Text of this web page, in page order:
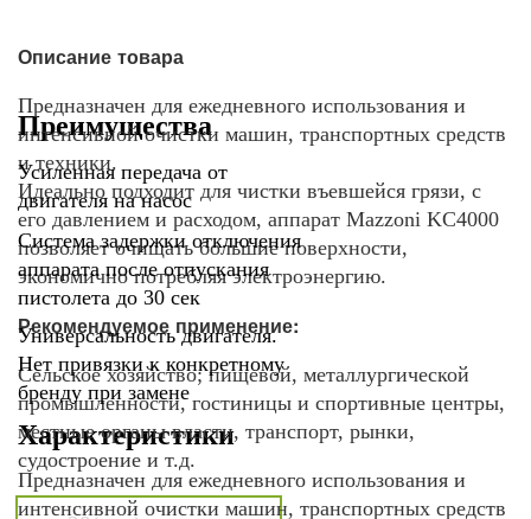
Описание товара
Предназначен для ежедневного использования и
интенсивной очистки машин, транспортных средств
и техники.
Идеально подходит для чистки въевшейся грязи, с
его давлением и расходом, аппарат Mazzoni KC4000
позволяет очищать большие поверхности,
экономично потребляя электроэнергию.
Рекомендуемое применение:
Сельское хозяйство; пищевой, металлургической
промышленности, гостиницы и спортивные центры,
местные органы власти, транспорт, рынки,
судостроение и т.д.
Преимущества
Усиленная передача от
двигателя на насос
Система задержки отключения
аппарата после отпускания
пистолета до 30 сек
Универсальность двигателя.
Нет привязки к конкретному
бренду при замене
Характеристики
Предназначен для ежедневного использования и
интенсивной очистки машин, транспортных средств